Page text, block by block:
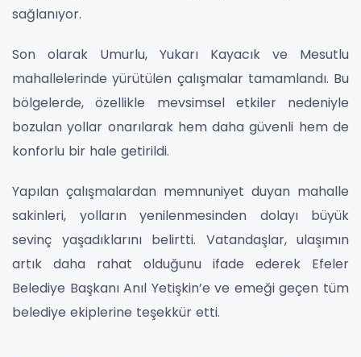
sağlanıyor.
Son olarak Umurlu, Yukarı Kayacık ve Mesutlu
mahallelerinde yürütülen çalışmalar tamamlandı. Bu
bölgelerde, özellikle mevsimsel etkiler nedeniyle
bozulan yollar onarılarak hem daha güvenli hem de
konforlu bir hale getirildi.
Yapılan çalışmalardan memnuniyet duyan mahalle
sakinleri, yolların yenilenmesinden dolayı büyük
sevinç yaşadıklarını belirtti. Vatandaşlar, ulaşımın
artık daha rahat olduğunu ifade ederek Efeler
Belediye Başkanı Anıl Yetişkin’e ve emeği geçen tüm
belediye ekiplerine teşekkür etti.